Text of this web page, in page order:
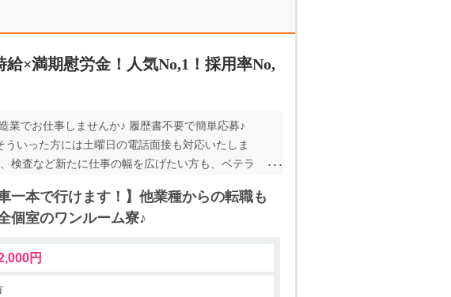
×満期慰労金！人気No,1！採用率No,
業でお仕事しませんか♪ 履歴書不要で簡単応募♪
いった方には土曜日の電話面接も対応いたしま
検査など新たに仕事の幅を広げたい方も、ベテラ
ます！ 即日の勤務を希望されている方、最短の
応募お待ちしております☆
一本で行けます！】他業種からの転職も
個室のワンルーム寮♪
円